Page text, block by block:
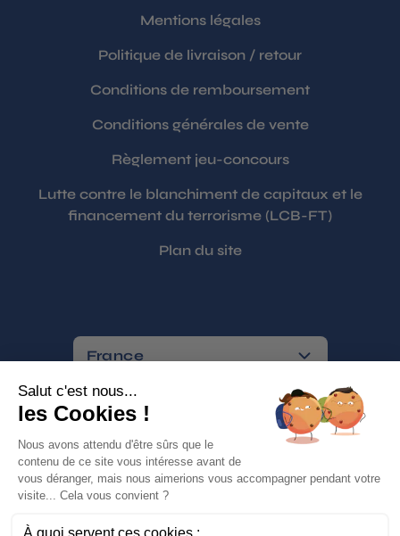
Mentions légales
Politique de livraison / retour
Conditions de remboursement
Conditions générales de vente
Règlement jeu-concours
Lutte contre le blanchiment de capitaux et le
financement du terrorisme (LCB-FT)
Plan du site
France
Paiements sécurisés